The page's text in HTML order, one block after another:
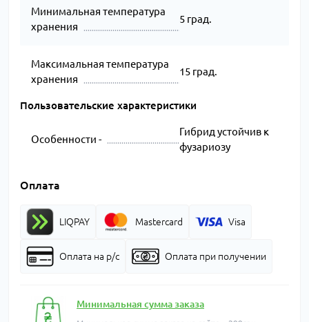
Минимальная температура
хранения
5 град.
Максимальная температура
хранения
15 град.
Пользовательские характеристики
Особенности -
Гибрид устойчив к
фузариозу
Оплата
LIQPAY Mastercard Visa
Оплата на р/с Оплата при получении
Минимальная сумма заказа